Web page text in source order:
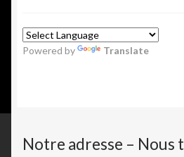
Powered by Translate
Notre adresse – Nous